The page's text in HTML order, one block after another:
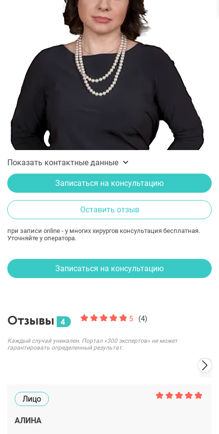
Показать контактные данные
Записаться на консультацию
Оставить отзыв
при записи online - у многих хирургов консультация бесплатная.
Уточняйте у оператора.
Записаться на консультацию
Отзывы 4 5 (4)
Каждый случай уникален. Портал «300 экспертов» не может
гарантировать определенный результат.
Лицо
АЛИНА